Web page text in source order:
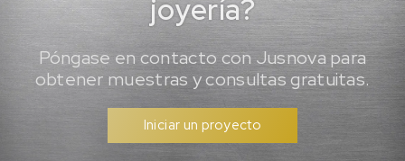
joyería?
Póngase en contacto con Jusnova para
obtener muestras y consultas gratuitas.
Iniciar un proyecto